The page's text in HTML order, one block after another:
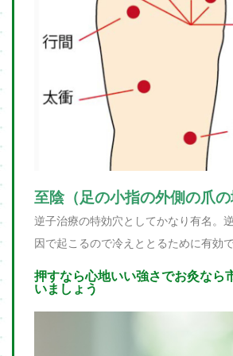
至陰（足の小指の外側の爪の
逆子治療の特効穴としてかなり有名。
因で起こるので冷えととるために有効で
押すなら心地いい強さでお灸なら
いましょう